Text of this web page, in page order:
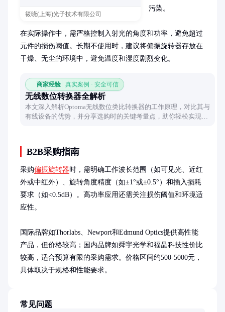
筱晓(上海)光子技术有限公司
污染。
在实际操作中，需严格控制入射光的角度和功率，避免超过
元件的损伤阈值。长期不使用时，建议将偏振旋转器存放在
干燥、无尘的环境中，避免温度和湿度剧烈变化。
商家经验 真实案例 · 安全可信
无线数位转换器全解析
本文深入解析Optoma无线数位类比转换器的工作原理，对比其与
有线设备的优势，并分享选购时的关键考量点，助你轻松实现设
B2B采购指南
采购偏振旋转器时，需明确工作波长范围（如可见光、近红
外或中红外）、旋转角度精度（如±1°或±0.5°）和插入损耗
要求（如<0.5dB）。高功率应用还需关注损伤阈值和环境适
应性。
国际品牌如Thorlabs、Newport和Edmund Optics提供高性能
产品，但价格较高；国内品牌如舜宇光学和福晶科技性价比
较高，适合预算有限的采购需求。价格区间约500-5000元，
具体取决于规格和性能要求。
常见问题